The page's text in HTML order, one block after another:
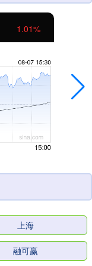
1.01%
上海
融可赢